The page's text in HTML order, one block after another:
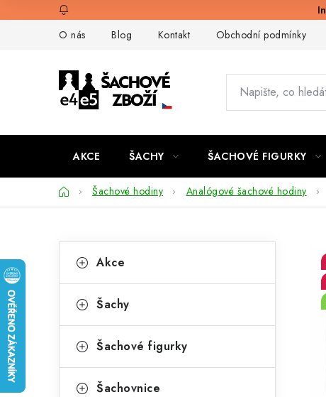
na
O nás
Blog Kontakt Obchodní podmínky
AKCE ŠACHY ŠACHOVÉ FIGURKY
DomůŠachové hodiny Analógové šachové hodiny
o
t
r
kategorie
a
e
o
Akce
Šachy
Šachové figurky
Šachovnice